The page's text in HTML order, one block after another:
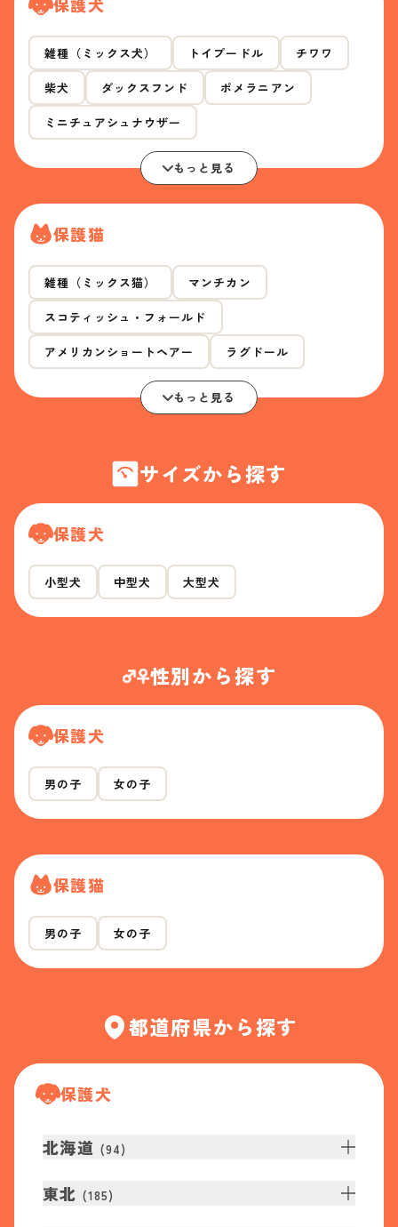
雑種（ミックス犬） トイプードル チワワ
柴犬 ダックスフンド ポメラニアン
ミニチュアシュナウザー
もっと見る
保護猫
雑種（ミックス猫） マンチカン
スコティッシュ・フォールド
アメリカンショートヘアー ラグドール
もっと見る
サイズから探す
保護犬
小型犬 中型犬 大型犬
性別から探す
保護犬
男の子 女の子
保護猫
男の子 女の子
都道府県から探す
保護犬
北海道 (94)
東北 (185)